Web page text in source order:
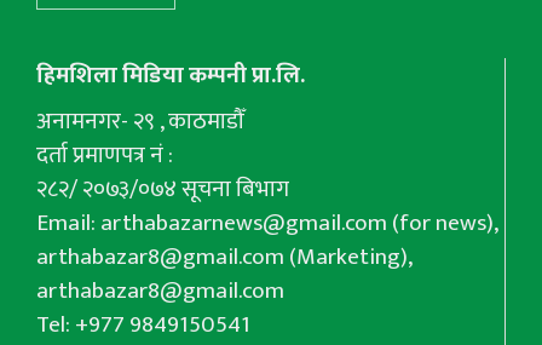
हिमशिला मिडिया कम्पनी प्रा.लि.
अनामनगर- २९ , काठमाडौँ
दर्ता प्रमाणपत्र नं :
२८२/ २०७३/०७४ सूचना बिभाग
Email:arthabazarnews@gmail.com(for news),
arthabazar8@gmail.com(Marketing),
arthabazar8@gmail.com
Tel: +977 9849150541